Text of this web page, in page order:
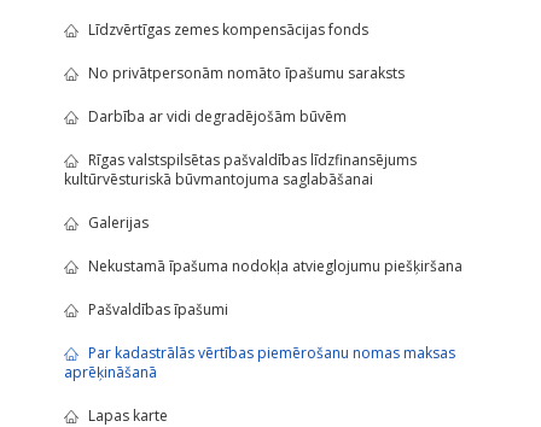
Līdzvērtīgas zemes kompensācijas fonds
No privātpersonām nomāto īpašumu saraksts
Darbība ar vidi degradējošām būvēm
Rīgas valstspilsētas pašvaldības līdzfinansējums
kultūrvēsturiskā būvmantojuma saglabāšanai
Galerijas
Nekustamā īpašuma nodokļa atvieglojumu piešķiršana
Pašvaldības īpašumi
Par kadastrālās vērtības piemērošanu nomas maksas
aprēķināšanā
Lapas karte